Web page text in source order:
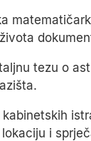
tezu o
kabinetskih
i